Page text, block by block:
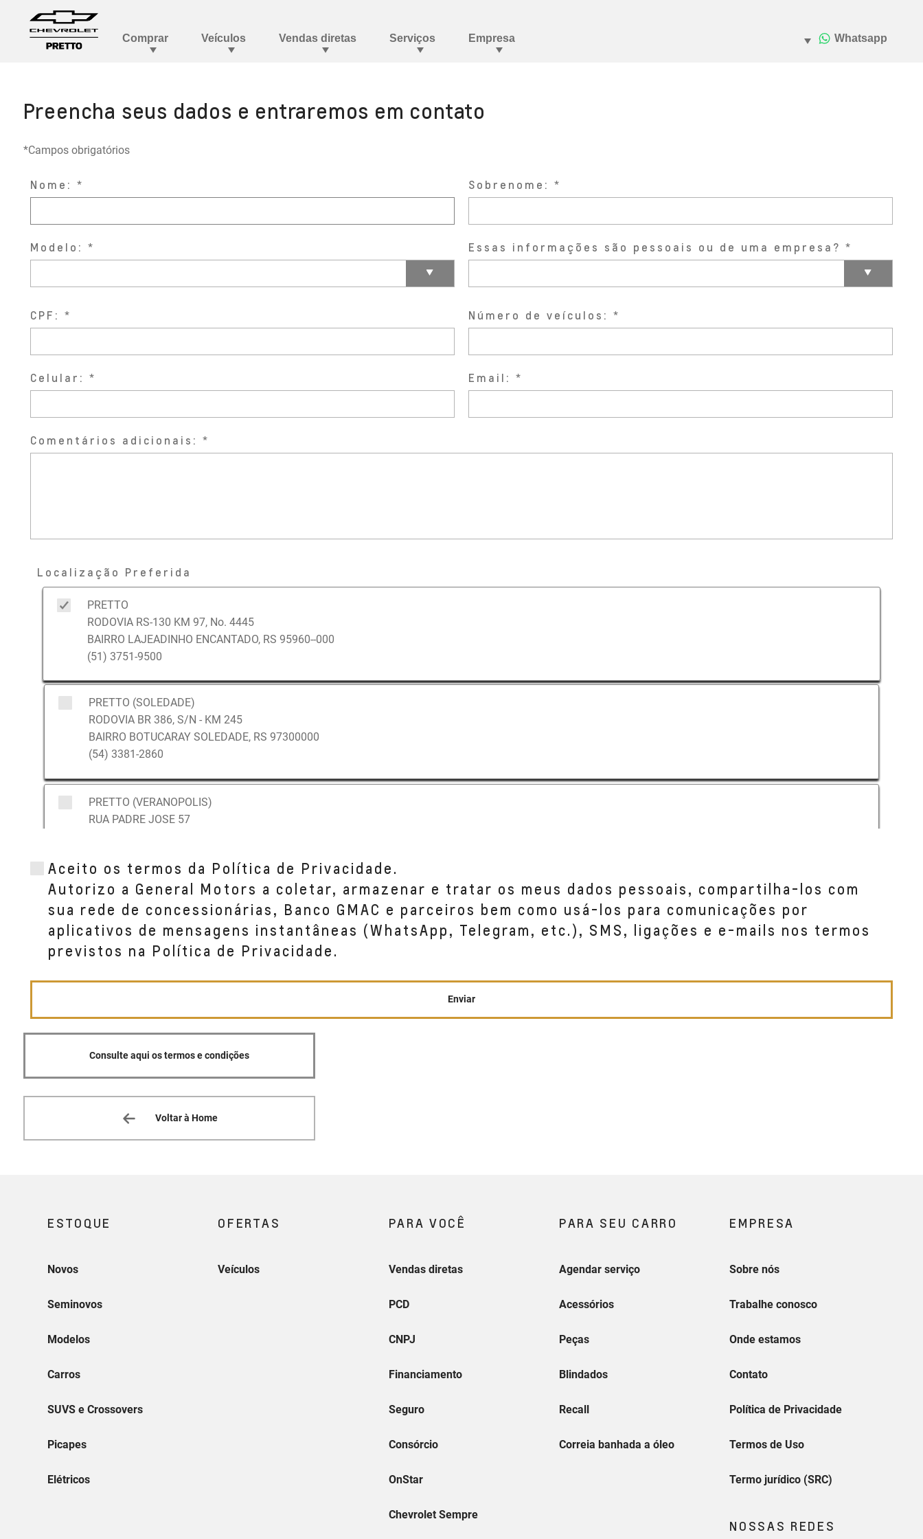
Preencha seus dados e entraremos em contato
*Campos obrigatórios
Nome: Sobrenome:
Modelo: Essas informações são pessoais ou de uma empresa?
CPF: Número de veículos:
Celular: Email:
Comentários adicionais:
Localização Preferida
PRETTO
RODOVIA RS-130 KM 97, No. 4445
BAIRRO LAJEADINHO ENCANTADO, RS 95960--000
(51) 3751-9500
PRETTO (SOLEDADE)
RODOVIA BR 386, S/N - KM 245
BAIRRO BOTUCARAY SOLEDADE, RS 97300000
(54) 3381-2860
PRETTO (VERANOPOLIS)
RUA PADRE JOSE 57
GUAPORE
AV SILVIO SANSON 310 L
SAO CRISTOVAO GUAPORE,
(54) 3443-6144
Aceito os termos da Política de Privacidade.
Autorizo a General Motors a coletar, armazenar e tratar os meus dados pessoais, compartilha-los com
sua rede de concessionárias, Banco GMAC e parceiros bem como usá-los para comunicações por
aplicativos de mensagens instantâneas (WhatsApp, Telegram, etc.), SMS, ligações e e-mails nos termos
previstos na Política de Privacidade.
Enviar
Consulte aqui os termos e condições
Voltar à Home